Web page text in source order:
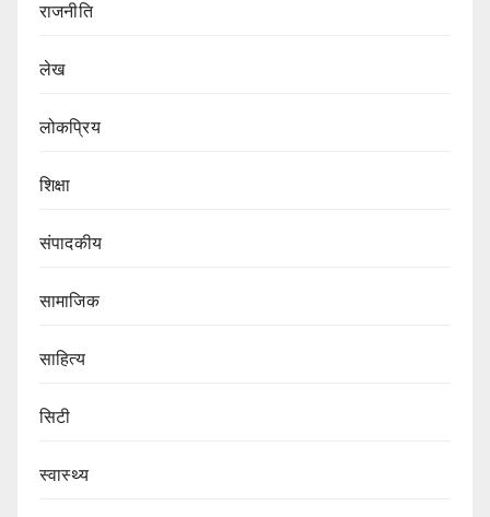
राजनीति
लेख
लोकप्रिय
शिक्षा
संपादकीय
सामाजिक
साहित्य
सिटी
स्वास्थ्य